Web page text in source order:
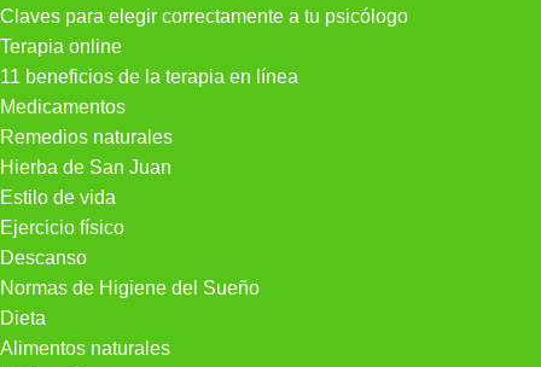
Claves para elegir correctamente a tu psicólogo
Terapia online
11 beneficios de la terapia en línea
Medicamentos
Remedios naturales
Hierba de San Juan
Estilo de vida
Ejercicio físico
Descanso
Normas de Higiene del Sueño
Dieta
Alimentos naturales